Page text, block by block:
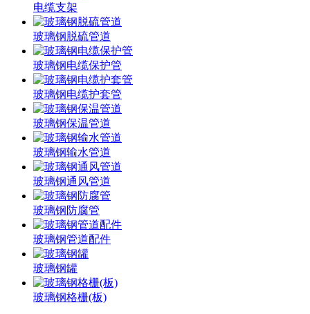
电缆支架
玻璃钢脱硫管道
玻璃钢电缆保护管
玻璃钢电缆护套管
玻璃钢保温管道
玻璃钢输水管道
玻璃钢通风管道
玻璃钢防腐管
玻璃钢管道配件
玻璃钢罐
玻璃钢格栅(板)